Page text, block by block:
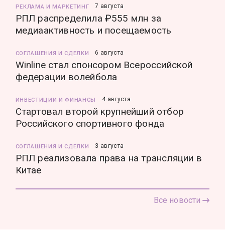
РЕКЛАМА И МАРКЕТИНГ 7 августа
РПЛ распределила ₽555 млн за
медиаактивность и посещаемость
СОГЛАШЕНИЯ И СДЕЛКИ 6 августа
Winline стал спонсором Всероссийской
федерации волейбола
ИНВЕСТИЦИИ И ФИНАНСЫ 4 августа
Стартовал второй крупнейший отбор
Российского спортивного фонда
СОГЛАШЕНИЯ И СДЕЛКИ 3 августа
РПЛ реализовала права на трансляции в
Китае
Все новости